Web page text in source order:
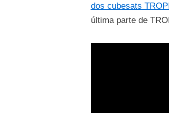
dos cubesats
última parte de